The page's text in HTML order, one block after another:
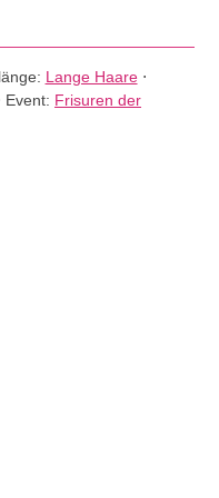
Lange Haare⋅
Event: Frisuren der